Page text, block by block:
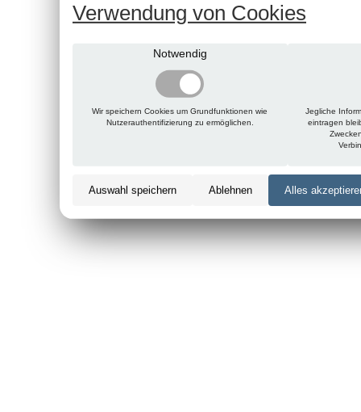
Verwendung von Cookies
Notwendig
Wir speichern Cookies um Grundfunktionen wie
Nutzerauthentifizierung zu ermöglichen.
Jegliche
eintragen
Auswahl speichern Ablehnen Alles